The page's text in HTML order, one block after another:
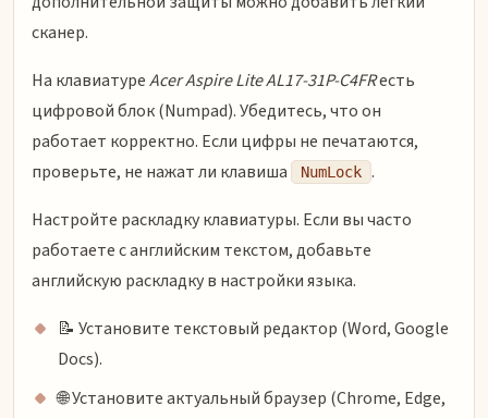
сканер.
На клавиатуреAcer Aspire Lite AL17-31P-C4FRесть
цифровой блок (Numpad). Убедитесь, что он
работает корректно. Если цифры не печатаются,
проверьте, не нажат ли клавиша
NumLock .
Настройте раскладку клавиатуры. Если вы часто
работаете с английским текстом, добавьте
английскую раскладку в настройки языка.
📝 Установите текстовый редактор (Word, Google
Docs).
🌐 Установите актуальный браузер (Chrome, Edge,